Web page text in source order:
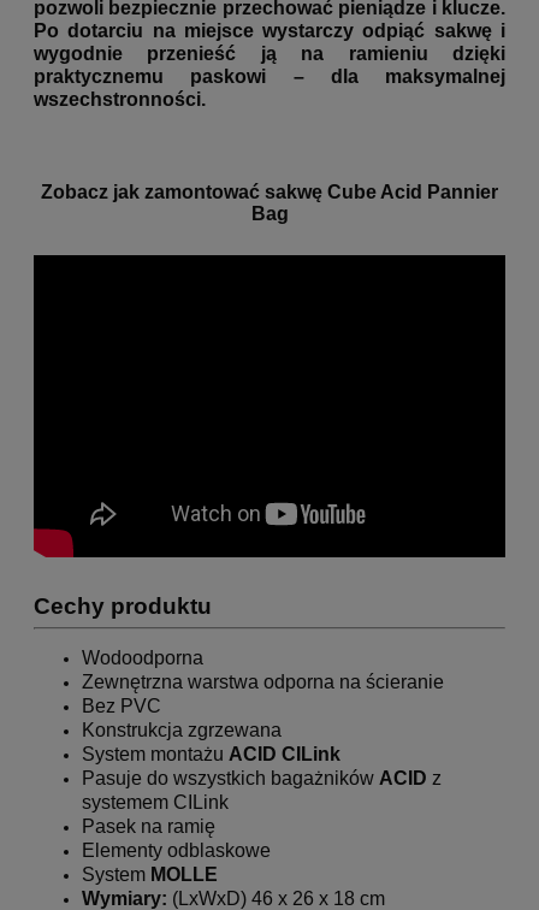
pozwoli bezpiecznie przechować pieniądze i klucze.
Po dotarciu na miejsce wystarczy odpiąć sakwę i
wygodnie przenieść ją na ramieniu dzięki
praktycznemu paskowi – dla maksymalnej
wszechstronności.
Zobacz jak zamontować sakwę Cube Acid Pannier
Bag
Cechy produktu
Wodoodporna
Zewnętrzna warstwa odporna na ścieranie
Bez PVC
Konstrukcja zgrzewana
System montażu ACID CILink
Pasuje do wszystkich bagażników ACID z
systemem CILink
Pasek na ramię
Elementy odblaskowe
System MOLLE
Wymiary: (LxWxD) 46 x 26 x 18 cm